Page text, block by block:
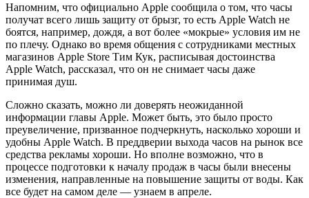
Напомним, что официально Apple сообщила о том, что часы
получат всего лишь защиту от брызг, то есть Apple Watch не
боятся, например, дождя, а вот более «мокрые» условия им не
по плечу. Однако во время общения с сотрудниками местных
магазинов Apple Store Тим Кук, расписывая достоинства
Apple Watch, рассказал, что он не снимает часы даже
принимая душ.
Сложно сказать, можно ли доверять неожиданной
информации главы Apple. Может быть, это было просто
преувеличение, призванное подчеркнуть, насколько хороши и
удобны Apple Watch. В преддверии выхода часов на рынок все
средства рекламы хороши. Но вполне возможно, что в
процессе подготовки к началу продаж в часы были внесены
изменения, направленные на повышение защиты от воды. Как
все будет на самом деле — узнаем в апреле.